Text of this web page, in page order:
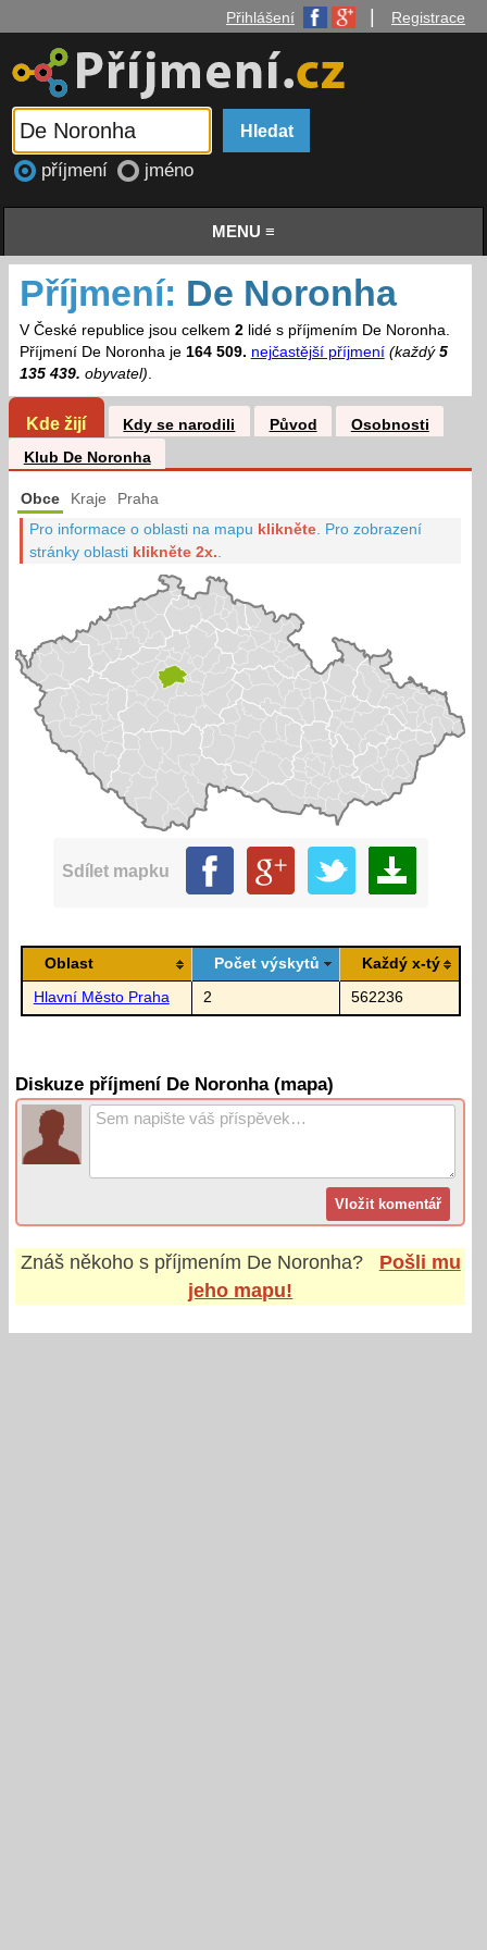
Přihlášení Registrace
příjmení jméno
MENU ≡
Příjmení: De Noronha
V České republice jsou celkem 2lidé s příjmením De Noronha.
Příjmení De Noronha je 164 509. nejčastější příjmení (každý 5
135 439. obyvatel).
Kde žijí Kdy se narodili Původ
Osobnosti
Klub De Noronha
Obce Kraje Praha
Pro informace o oblasti na mapu klikněte Pro zobrazení
stránky oblasti klikněte 2x.
Sdílet mapku
Oblast Počet výskytů Každý x-tý
Hlavní Město Praha 2 562236
Diskuze příjmení De Noronha (mapa)
Znáš někoho s příjmením De Noronha?
Pošli mu
jeho mapu!